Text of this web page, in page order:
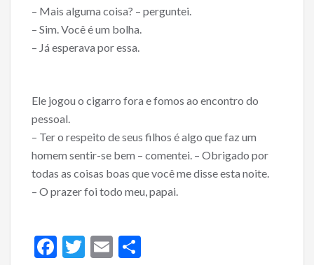
– Mais alguma coisa? – perguntei.
– Sim. Você é um bolha.
– Já esperava por essa.
Ele jogou o cigarro fora e fomos ao encontro do
pessoal.
– Ter o respeito de seus filhos é algo que faz um
homem sentir-se bem – comentei. – Obrigado por
todas as coisas boas que você me disse esta noite.
– O prazer foi todo meu, papai.
F
T
E